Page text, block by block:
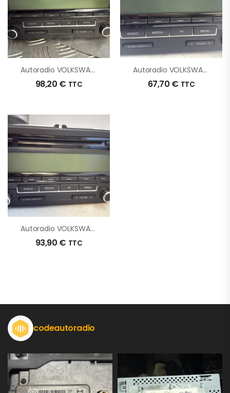
Autoradio VOLKSWAGEN GOLF 6 D’origine – 2011 – Occasion
98,20 € TTC
Autoradio VOLKSWAGEN GOLF 6 D’origine – 2010 – Occasion
67,70 € TTC
Autoradio VOLKSWAGEN GOLF 6 D’origine – 2009 – Occasion
93,90 € TTC
codeautoradio